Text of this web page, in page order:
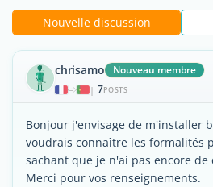
Nouvelle discussion
chrisamo Nouveau membre
| 7POSTS
Bonjour j'envisage de m'installer
voudrais connaître les formalités
sachant que je n'ai pas encore
Merci pour vos renseignements.